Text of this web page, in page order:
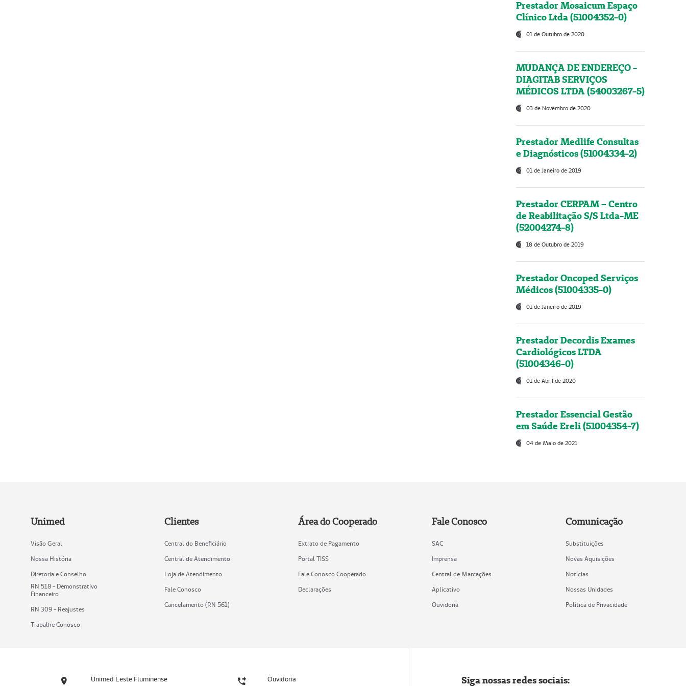
Prestador Mosaicum Espaço
Clínico Ltda (51004352-0)
01 de Outubro de 2020
MUDANÇA DE ENDEREÇO -
DIAGITAB SERVIÇOS
MÉDICOS LTDA (54003267-5)
03 de Novembro de 2020
Prestador Medlife Consultas
e Diagnósticos (51004334-2)
01 de Janeiro de 2019
Prestador CERPAM – Centro
de Reabilitação S/S Ltda-ME
(52004274-8)
18 de Outubro de 2019
Prestador Oncoped Serviços
Médicos (51004335-0)
01 de Janeiro de 2019
Prestador Decordis Exames
Cardiológicos LTDA
(51004346-0)
01 de Abril de 2020
Prestador Essencial Gestão
em Saúde Ereli (51004354-7)
04 de Maio de 2021
Unimed
Visão Geral
Nossa História
Diretoria e Conselho
RN 518 - Demonstrativo
Financeiro
RN 309 - Reajustes
Trabalhe Conosco
Clientes
Central do Beneficiário
Central de Atendimento
Loja de Atendimento
Fale Conosco
Cancelamento (RN 561)
Área do Cooperado
Extrato de Pagamento
Portal TISS
Fale Conosco Cooperado
Declarações
Fale Conosco
SAC
Imprensa
Central de Marcações
Aplicativo
Ouvidoria
Comunicação
Substituições
Novas Aquisições
Notícias
Nossas Unidades
Política de Privacidade
Unimed Leste Fluminense Ouvidoria Siga nossas redes sociais: